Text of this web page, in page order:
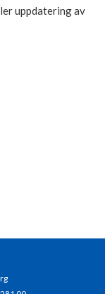
uppdatering av